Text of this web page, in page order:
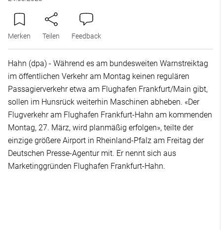
Merken Teilen Feedback
Hahn (dpa) - Während es am bundesweiten Warnstreiktag
im öffentlichen Verkehr am Montag keinen regulären
Passagierverkehr etwa am Flughafen Frankfurt/Main gibt,
sollen im Hunsrück weiterhin Maschinen abheben. «Der
Flugverkehr am Flughafen Frankfurt-Hahn am kommenden
Montag, 27. März, wird planmäßig erfolgen», teilte der
einzige größere Airport in Rheinland-Pfalz am Freitag der
Deutschen Presse-Agentur mit. Er nennt sich aus
Marketinggründen Flughafen Frankfurt-Hahn.